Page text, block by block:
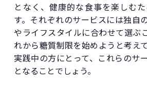
となく、健康的な食事を楽しむ
す。それぞれのサービスには独自
やライフスタイルに合わせて選ぶ
れから糖質制限を始めようと考え
実践中の方にとって、これらのサ
となることでしょう。